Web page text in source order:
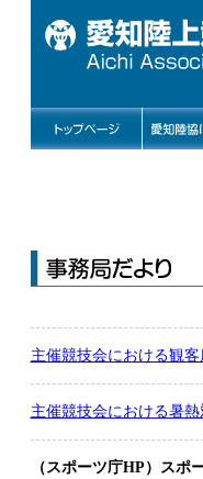
主催競技会における観客
主催競技会における暑熱
（スポーツ庁HP）スポ